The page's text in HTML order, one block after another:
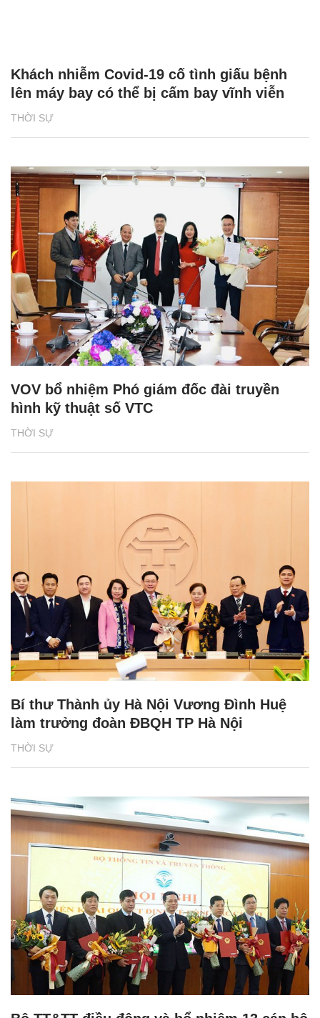
THỜI SỰ
Khách nhiễm Covid-19 cố tình giấu bệnh
lên máy bay có thể bị cấm bay vĩnh viễn
THỜI SỰ
VOV bổ nhiệm Phó giám đốc đài truyền
hình kỹ thuật số VTC
THỜI SỰ
Bí thư Thành ủy Hà Nội Vương Đình Huệ
làm trưởng đoàn ĐBQH TP Hà Nội